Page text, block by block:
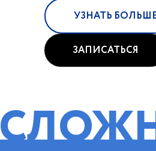
УЗНАТЬ
ЗАПИСАТЬСЯ